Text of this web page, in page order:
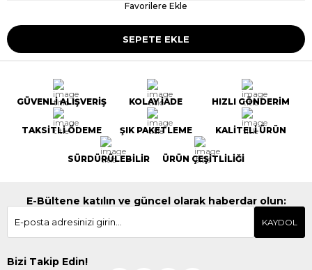
Favorilere Ekle
GÜVENLİ ALIŞVERİŞ KOLAY İADE HIZLI GÖNDERİM
TAKSİTLİ ÖDEME ŞIK PAKETLEME KALİTELİ ÜRÜN
SÜRDÜRÜLEBİLİR ÜRÜN ÇEŞİTLİLİĞİ
E-Bültene katılın ve güncel olarak haberdar olun:
KAYDOL
Bizi Takip Edin!